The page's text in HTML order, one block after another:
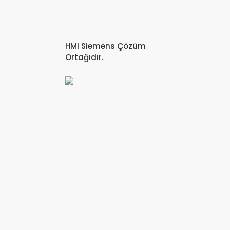
HMI Siemens Çözüm
Ortağıdır.